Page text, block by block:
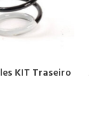
KIT Traseiro